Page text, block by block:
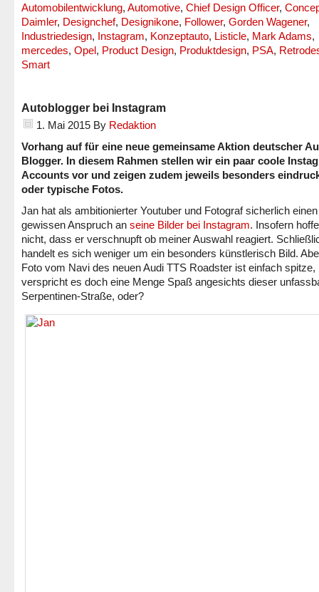
Automobilentwicklung, Automotive, Chief Design Officer,
Daimler, Designchef, Designikone, Follower, Gorden Wagener,
Industriedesign, Instagram, Konzeptauto, Listicle, Mark Adams,
mercedes, Opel, Product Design, Produktdesign, PSA,
Smart
Autoblogger bei Instagram
1. Mai 2015 By Redaktion
Vorhang auf für eine neue gemeinsame Aktion deutscher
Blogger. In diesem Rahmen stellen wir ein paar coole
Accounts vor und zeigen zudem jeweils besonders
oder typische Fotos.
Jan hat als ambitionierter Youtuber und Fotograf sicherlich einen
gewissen Anspruch an seine Bilder bei Instagram. Insofern
nicht, dass er verschnupft ob meiner Auswahl reagiert.
handelt es sich weniger um ein besonders künstlerisch Bild.
Foto vom Navi des neuen Audi TTS Roadster ist einfach spitze,
verspricht es doch eine Menge Spaß angesichts dieser
Serpentinen-Straße, oder?